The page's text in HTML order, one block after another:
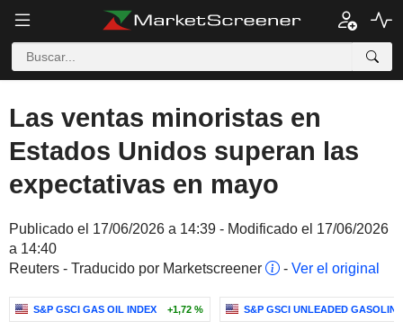
Las ventas minoristas en
Estados Unidos superan las
expectativas en mayo
Publicado el 17/06/2026 a 14:39 - Modificado el 17/06/2026
a 14:40
Reuters - Traducido por Marketscreener
- Ver el original
S&P GSCI GAS OIL INDEX +1,72 % S&P GSCI UNLEADED